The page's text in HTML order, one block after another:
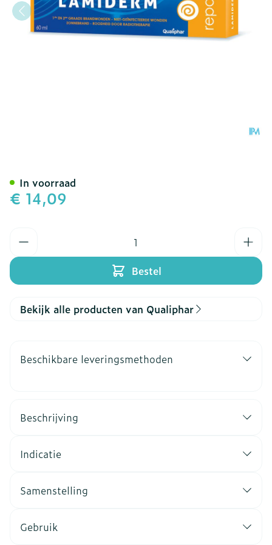
€ 14,09
Bestel
In voorraad
Bekijk alle producten van Qualiphar
Beschikbare leveringsmethoden
Beschrijving
Indicatie
Samenstelling
Gebruik